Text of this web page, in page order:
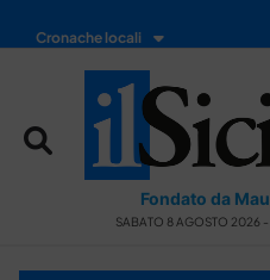
Cronache locali
Fondato da
SABATO 8 AGOSTO 2026